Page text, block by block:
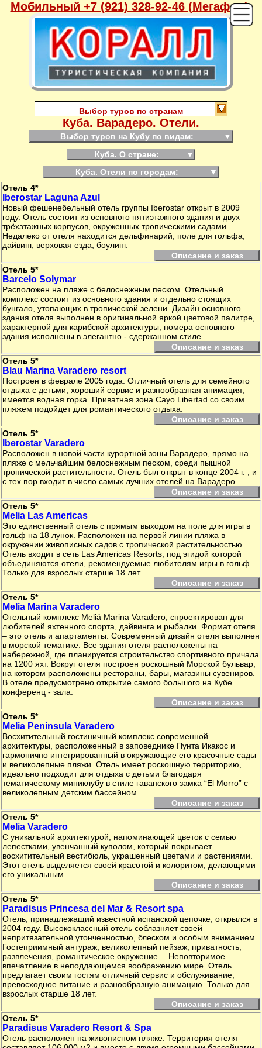
Мобильный +7 (921) 328-92-46 (Мегафон),
Выбор туров по странам
Куба. Варадеро. Отели.
Выбор туров на Кубу по видам:
▼
Куба. О стране:
▼
Куба. Отели по городам:
▼
Отель 4*
Iberostar Laguna Azul
Новый фешенебельный отель группы Iberostar открыт в 2009
году. Отель состоит из основного пятиэтажного здания и двух
трёхэтажных корпусов, окруженных тропическими садами.
Недалеко от отеля находится дельфинарий, поле для гольфа,
дайвинг, верховая езда, боулинг.
Описание и заказ
Отель 5*
Barcelo Solymar
Расположен на пляже с белоснежным песком. Отельный
комплекс состоит из основного здания и отдельно стоящих
бунгало, утопающих в тропической зелени. Дизайн основного
здания отеля выполнен в оригинальной яркой цветовой палитре,
характерной для карибской архитектуры, номера основного
здания исполнены в элегантно - сдержанном стиле.
Описание и заказ
Отель 5*
Blau Marina Varadero resort
Построен в феврале 2005 года. Отличный отель для семейного
отдыха с детьми, хороший сервис и разнообразная анимация,
имеется водная горка. Приватная зона Cayo Libertad со своим
пляжем подойдет для романтического отдыха.
Описание и заказ
Отель 5*
Iberostar Varadero
Расположен в новой части курортной зоны Варадеро, прямо на
пляже с мельчайшим белоснежным песком, среди пышной
тропической растительности. Отель был открыт в конце 2004 г. , и
с тех пор входит в число самых лучших отелей на Варадеро.
Описание и заказ
Отель 5*
Melia Las Americas
Это единственный отель с прямым выходом на поле для игры в
гольф на 18 лунок. Расположен на первой линии пляжа в
окружении живописных садов с тропической растительностью.
Отель входит в сеть Las Americas Resorts, под эгидой которой
объединяются отели, рекомендуемые любителям игры в гольф.
Только для взрослых старше 18 лет.
Описание и заказ
Отель 5*
Melia Marina Varadero
Отельный комплекс Meliá Marina Varadero, спроектирован для
любителей яхтенного спорта, дайвинга и рыбалки. Формат отеля
– это отель и апартаменты. Современный дизайн отеля выполнен
в морской тематике. Все здания отеля расположены на
набережной, где планируется строительство спортивного причала
на 1200 яхт. Вокруг отеля построен роскошный Морской бульвар,
на котором расположены рестораны, бары, магазины сувениров.
В отеле предусмотрено открытие самого большого на Кубе
конференц - зала.
Описание и заказ
Отель 5*
Melia Peninsula Varadero
Восхитительный гостиничный комплекс современной
архитектуры, расположенный в заповеднике Пунта Икакос и
гармонично интегрированный в окружающие его красочные сады
и великолепные пляжи. Отель имеет роскошную территорию,
идеально подходит для отдыха с детьми благодаря
тематическому миниклубу в стиле гаванского замка “El Morro” с
великолепным детским бассейном.
Описание и заказ
Отель 5*
Melia Varadero
С уникальной архитектурой, напоминающей цветок с семью
лепестками, увенчанный куполом, который покрывает
восхитительный вестибюль, украшенный цветами и растениями.
Этот отель выделяется своей красотой и колоритом, делающими
его уникальным.
Описание и заказ
Отель 5*
Paradisus Princesa del Mar & Resort spa
Отель, принадлежащий известной испанской цепочке, открылся в
2004 году. Высококлассный отель соблазняет своей
непритязательной утонченностью, блеском и особым вниманием.
Гостеприимный антураж, великолепный пейзаж, приватность,
развлечения, романтическое окружение… Неповторимое
впечатление в неподдающемся воображению мире. Отель
предлагает своим гостям отличный сервис и обслуживание,
превосходное питание и разнообразную анимацию. Только для
взрослых старше 18 лет.
Описание и заказ
Отель 5*
Paradisus Varadero Resort & Spa
Отель расположен на живописном пляже. Территория отеля